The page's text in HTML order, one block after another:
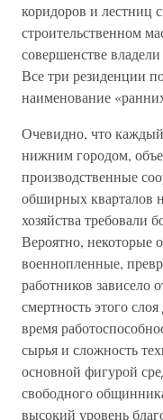
коридоров и лестниц
строительственном
совершенстве
Все три резиденции
наименование
Очевидно, что
нижним городом,
производственные
обширных кварталов
хозяйства требовали
Вероятно, некоторые
военнопленные,
работников зависело
смертность этого
время
сырья и сложность
основной фигурой
свободного
высокий уровень